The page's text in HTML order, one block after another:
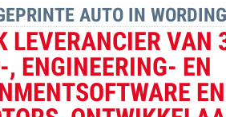
AUTO IN
LEVERANCIER VAN
, ENGINEERING- EN
EN